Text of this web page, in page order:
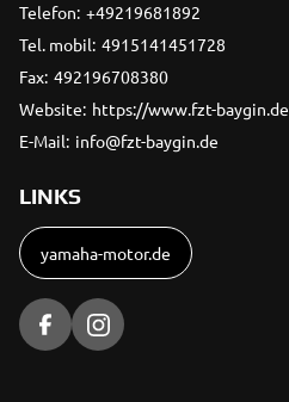
Telefon: +49219681892
Tel. mobil: 4915141451728
Fax: 492196708380
Website: https://www.fzt-baygin.de
E-Mail: info@fzt-baygin.de
LINKS
yamaha-motor.de